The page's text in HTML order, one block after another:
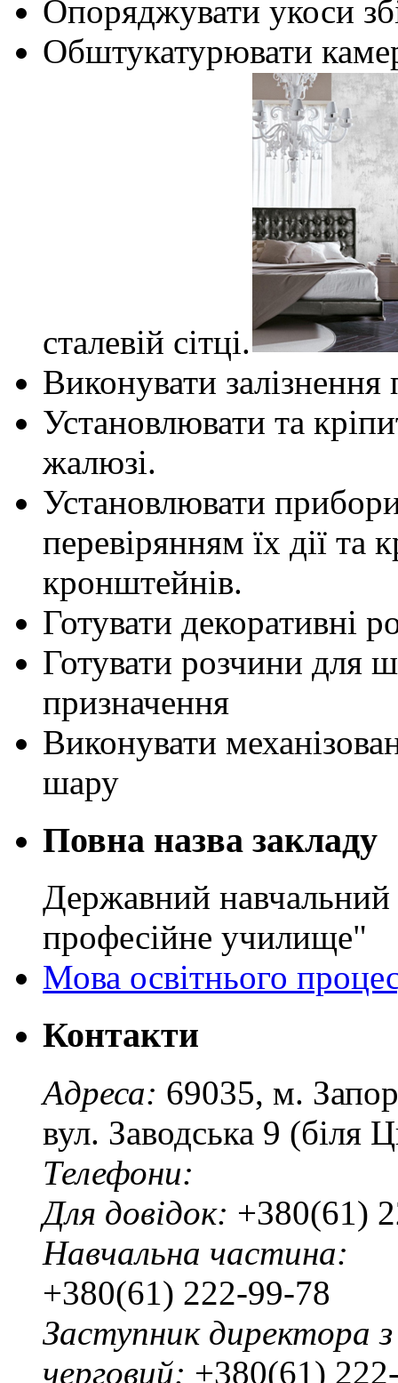
Опоряджувати укоси
Обштукатурювати
сталевій сітці.
Виконувати
Установлювати та
жалюзі.
Установлювати
перевірянням їх дії та
кронштейнів.
Готувати декоративні
Готувати розчини для
призначення
Виконувати
шару
Повна назва закладу
Державний навчальний
професійне училище"
Мова освітнього
Контакти
Адреса: 69035, м.
вул. Заводська 9 (біля
Телефони:
Для довідок: +380(61)
Навчальна частина:
+380(61) 222-99-78
Заступник директора
черговий: +380(61)